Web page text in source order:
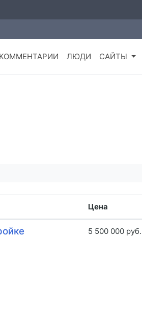
КОММЕНТАРИИ ЛЮДИ САЙТЫ
Цена
5 500 000 руб.